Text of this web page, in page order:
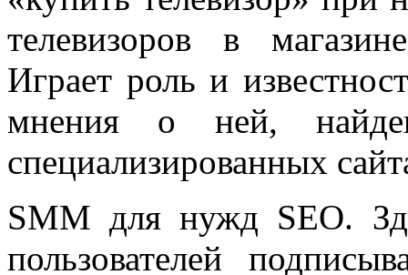
телевизоров в
Играет роль и
мнения о ней,
специализированных
SMM для нужд SEO.
пользователей